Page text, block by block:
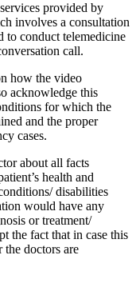
provided by
involves a consultation
to conduct telemedicine
call.
how the video
acknowledge this
for which the
and the proper
cases.
about all facts
health and
disabilities
would have any
or treatment/
the fact that in case this
the doctors are